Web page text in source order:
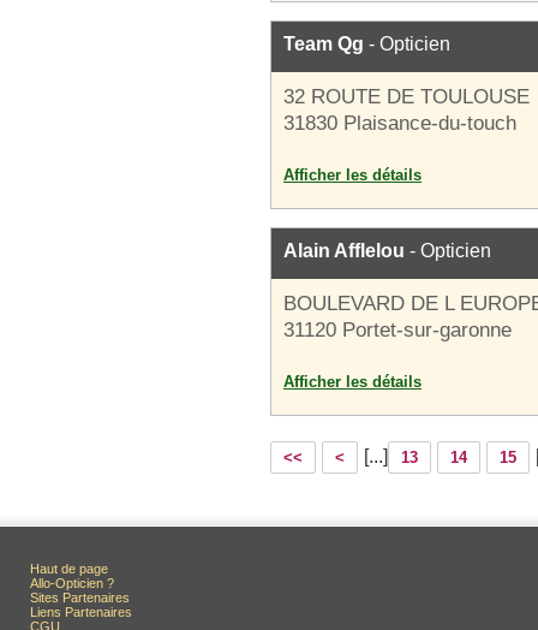
Team Qg - Opticien
32 ROUTE DE TOULOUSE
31830 Plaisance-du-touch
Afficher les détails
Alain Afflelou - Opticien
BOULEVARD DE L
31120 Portet-sur-garonne
Afficher les détails
<< < [...] 13 14 15
Haut de page
Allo-Opticien ?
Sites Partenaires
Liens Partenaires
CGU